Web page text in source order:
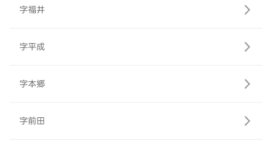
字福井
字平成
字本郷
字前田